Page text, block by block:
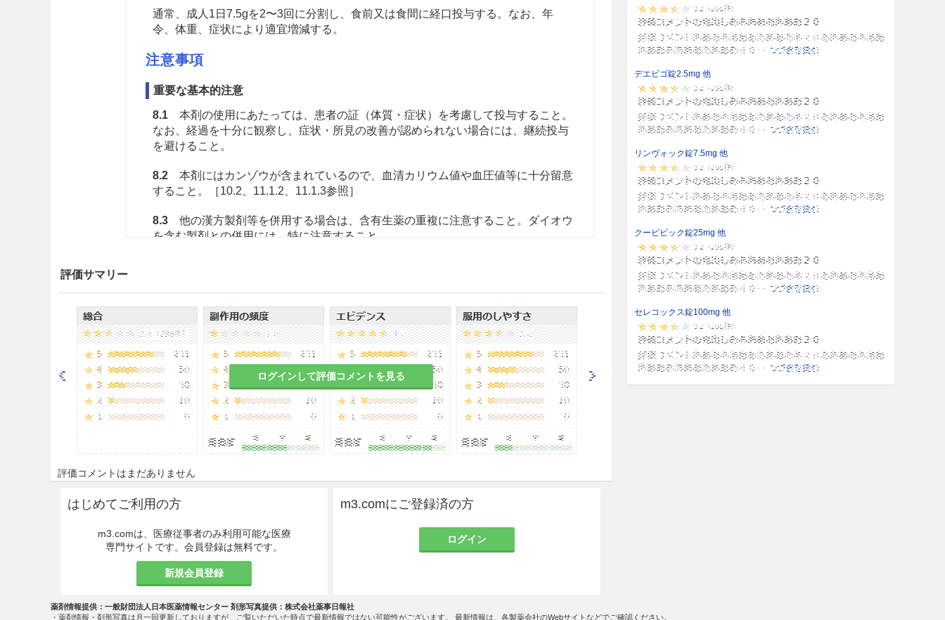
通常、成人1日7.5gを2〜3回に分割し、食前又は食間に経口投与する。なお、年
令、体重、症状により適宜増減する。
注意事項
重要な基本的注意
8.1本剤の使用にあたっては、患者の証（体質・症状）を考慮して投与すること。
なお、経過を十分に観察し、症状・所見の改善が認められない場合には、継続投与
を避けること。
8.2本剤にはカンゾウが含まれているので、血清カリウム値や血圧値等に十分留意
すること。［10.2、11.1.2、11.1.3参照］
8.3他の漢方製剤等を併用する場合は、含有生薬の重複に注意すること。ダイオウ
を含む製剤との併用には、特に注意すること。
9.1 合併症・既往歴等のある患者
9.1.1 下痢、軟便のある患者
これらの症状が悪化するおそれがある。
9.1.2 著しく胃腸の虚弱な患者
食欲不振、胃部不快感、悪心、腹痛、下痢等があらわれることがある。
9.1.3 食欲不振、悪心、嘔吐のある患者
これらの症状が悪化するおそれがある。
9.1.4 著しく体力の衰えている患者
副作用があらわれやすくなり、その症状が増強されるおそれがある。
9.5 妊婦
評価サマリー
ログインして評価コメントを見る
評価コメントはまだありません
はじめてご利用の方
m3.comは、医療従事者のみ利用可能な医療
専門サイトです。会員登録は無料です。
新規会員登録
m3.comにご登録済の方
ログイン
デエビゴ錠2.5mg 他
リンヴォック錠7.5mg 他
クービビック錠25mg 他
セレコックス錠100mg 他
薬剤情報提供：一般財団法人日本医薬情報センター 剤形写真提供：株式会社薬事日報社
・薬剤情報・剤形写真は月一回更新しておりますが、ご覧いただいた時点で最新情報ではない可能性がございます。 最新情報は、各製薬会社のWebサイトなどでご確認ください。